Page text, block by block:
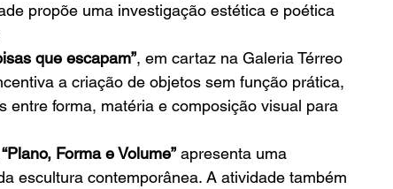
propõe uma investigação estética e poética
que escapam”, em cartaz na Galeria Térreo
a criação de objetos sem função prática,
entre forma, matéria e composição visual para
“Plano, Forma e Volume” apresenta uma
escultura contemporânea. A atividade também